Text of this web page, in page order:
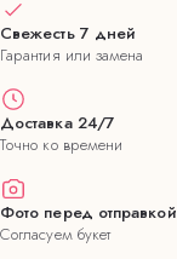
Свежесть 7 дней
Гарантия или замена
Доставка 24/7
Точно ко времени
Фото перед отправкой
Согласуем букет